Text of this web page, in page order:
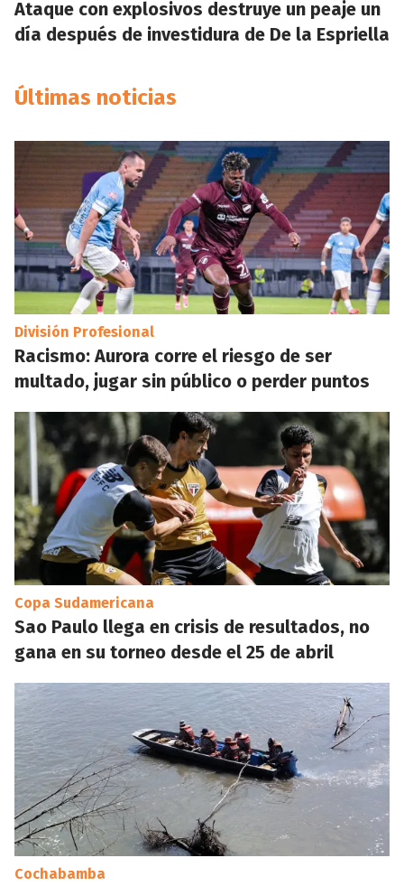
Ataque con explosivos destruye un peaje un
día después de investidura de De la Espriella
Últimas noticias
División Profesional
Racismo: Aurora corre el riesgo de ser
multado, jugar sin público o perder puntos
Copa Sudamericana
Sao Paulo llega en crisis de resultados, no
gana en su torneo desde el 25 de abril
Cochabamba